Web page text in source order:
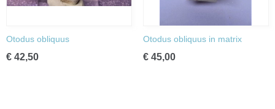
Otodus obliquus
€ 42,50
Otodus obliquus in matrix
€ 45,00